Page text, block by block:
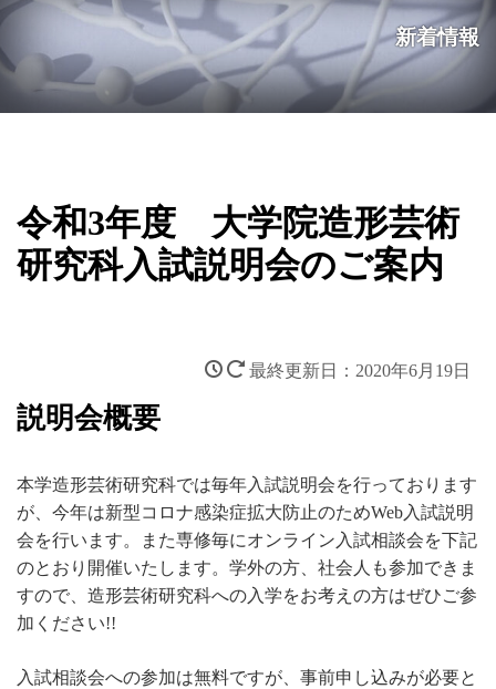
新着情報
令和3年度 大学院造形芸術
研究科入試説明会のご案内
2020年6月19日
説明会概要
本学造形芸術研究科では毎年入試説明会を行っております
が、今年は新型コロナ感染症拡大防止のためWeb入試説明
会を行います。また専修毎にオンライン入試相談会を下記
のとおり開催いたします。学外の方、社会人も参加できま
すので、造形芸術研究科への入学をお考えの方はぜひご参
加ください!!
入試相談会への参加は無料ですが、事前申し込みが必要と